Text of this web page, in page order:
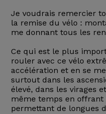
Je voudrais remercier
la remise du vélo :
me donnant tous les
Ce qui est le plus
rouler avec ce vélo
accélération et en se
surtout dans les
élevé, dans les virages
même temps en
permettant de longues